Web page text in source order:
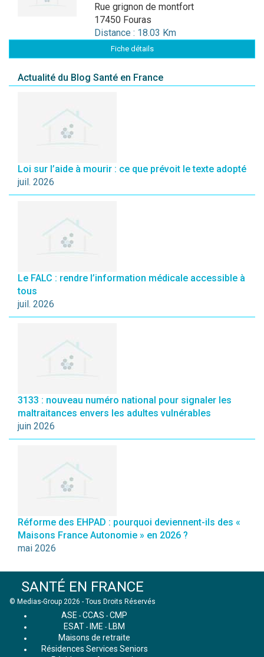
rue grignon de montfort
17450 Fouras
Distance : 18.03 Km
Fiche détails
Actualité du Blog Santé en France
Loi sur l’aide à mourir : ce que prévoit le texte adopté
juil. 2026
Le FALC : rendre l’information médicale accessible à
tous
juil. 2026
3133 : nouveau numéro national pour signaler les
maltraitances envers les adultes vulnérables
juin 2026
Réforme des EHPAD : pourquoi deviennent-ils des «
Maisons France Autonomie » en 2026 ?
mai 2026
SANTÉ EN FRANCE
© Medias-Group 2026 - Tous Droits Réservés
ASE - CCAS - CMP
ESAT - IME - LBM
Maisons de retraite
Résidences Services Seniors